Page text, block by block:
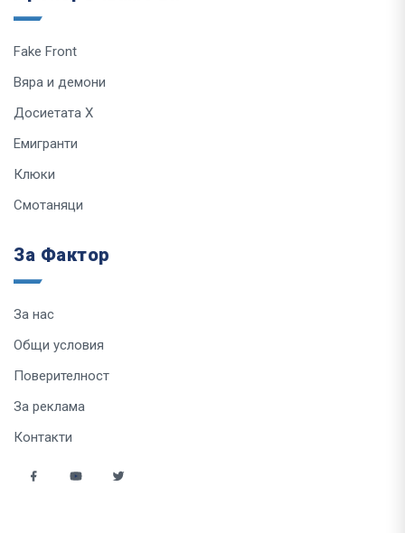
Fake Front
Вяра и демони
Досиетата Х
Емигранти
Клюки
Смотаняци
За Фактор
За нас
Общи условия
Поверителност
За реклама
Контакти